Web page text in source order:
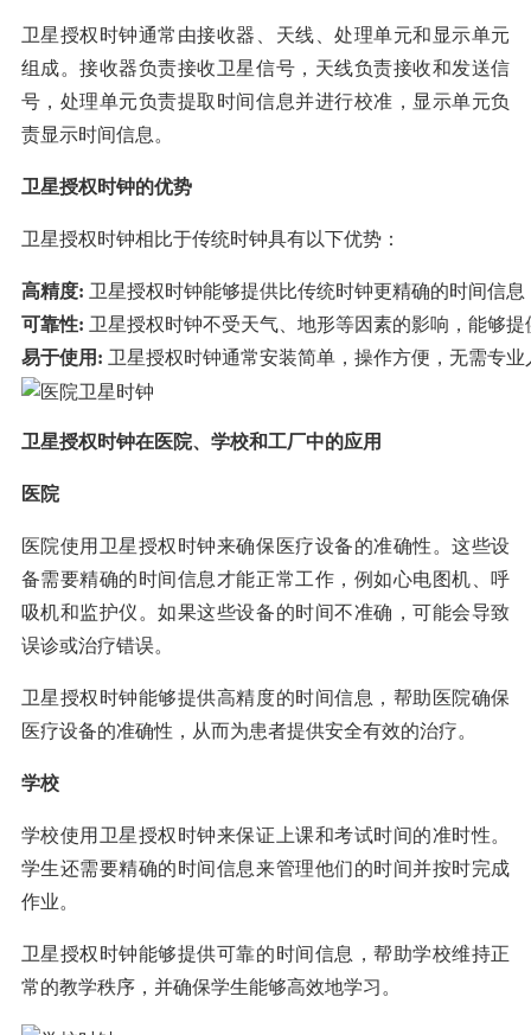
卫星授权时钟通常由接收器、天线、处理单元和显示单元
组成。接收器负责接收卫星信号，天线负责接收和发送信
号，处理单元负责提取时间信息并进行校准，显示单元负
责显示时间信息。
卫星授权时钟的优势
卫星授权时钟相比于传统时钟具有以下优势：
高精度: 卫星授权时钟能够提供比传统时钟更精确的时间信
可靠性: 卫星授权时钟不受天气、地形等因素的影响，能够
易于使用: 卫星授权时钟通常安装简单，操作方便，无需专业
卫星授权时钟在医院、学校和工厂中的应用
医院
医院使用卫星授权时钟来确保医疗设备的准确性。这些设
备需要精确的时间信息才能正常工作，例如心电图机、呼
吸机和监护仪。如果这些设备的时间不准确，可能会导致
误诊或治疗错误。
卫星授权时钟能够提供高精度的时间信息，帮助医院确保
医疗设备的准确性，从而为患者提供安全有效的治疗。
学校
学校使用卫星授权时钟来保证上课和考试时间的准时性。
学生还需要精确的时间信息来管理他们的时间并按时完成
作业。
卫星授权时钟能够提供可靠的时间信息，帮助学校维持正
常的教学秩序，并确保学生能够高效地学习。